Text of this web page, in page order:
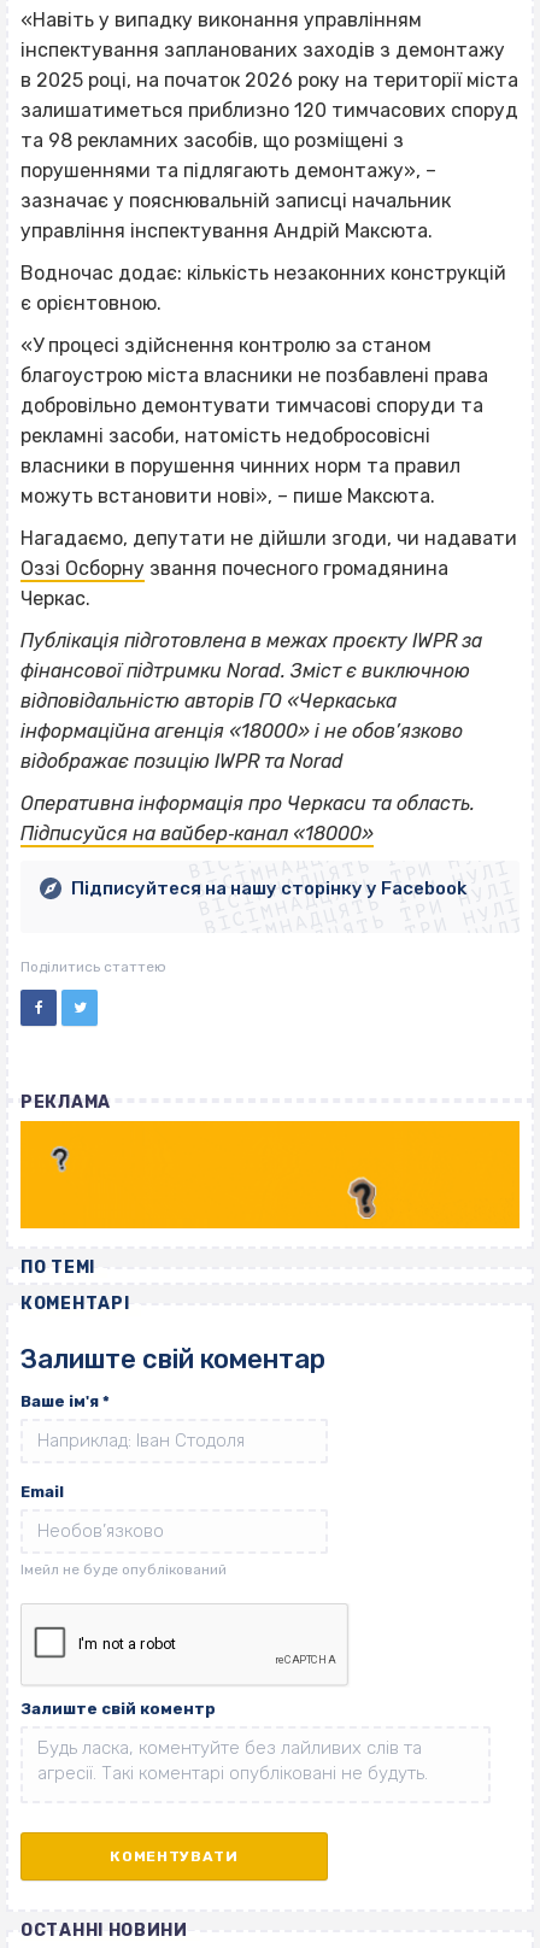
«Навіть у випадку виконання управлінням
інспектування запланованих заходів з демонтажу
в 2025 році, на початок 2026 року на території міста
залишатиметься приблизно 120 тимчасових споруд
та 98 рекламних засобів, що розміщені з
порушеннями та підлягають демонтажу», –
зазначає у пояснювальній записці начальник
управління інспектування Андрій Максюта.
Водночас додає: кількість незаконних конструкцій
є орієнтовною.
«У процесі здійснення контролю за станом
благоустрою міста власники не позбавлені права
добровільно демонтувати тимчасові споруди та
рекламні засоби, натомість недобросовісні
власники в порушення чинних норм та правил
можуть встановити нові», – пише Максюта.
Нагадаємо, депутати не дійшли згоди, чи надавати
Оззі Осборну звання почесного громадянина
Черкас.
Публікація підготовлена в межах проєкту IWPR за
фінансової підтримки Norad. Зміст є виключною
відповідальністю авторів ГО «Черкаська
інформаційна агенція «18000» і не обов’язково
відображає позицію IWPR та Norad
Оперативна інформація про Черкаси та область.
Підписуйся на вайбер‐канал «18000»
ВІСІМНАДЦЯТЬ ТРИ НУЛІ
ВІСІМНАДЦЯТЬ ТРИ НУЛІ
ВІСІМНАДЦЯТЬ ТРИ НУЛІ
ВІСІМНАДЦЯТЬ ТРИ НУЛІ
ВІСІМНАДЦЯТЬ ТРИ НУЛІ
ВІСІМНАДЦЯТЬ ТРИ НУЛІ
ВІСІМНАДЦЯТЬ ТРИ НУЛІ
ВІСІМНАДЦЯТЬ ТРИ НУЛІ
Підписуйтеся на нашу сторінку у Facebook
Поділитись статтею
РЕКЛАМА
ПО ТЕМІ
КОМЕНТАРІ
Залиште свій коментар
Ваше ім'я *
Email
Залиште свій коментр
ОСТАННІ НОВИНИ